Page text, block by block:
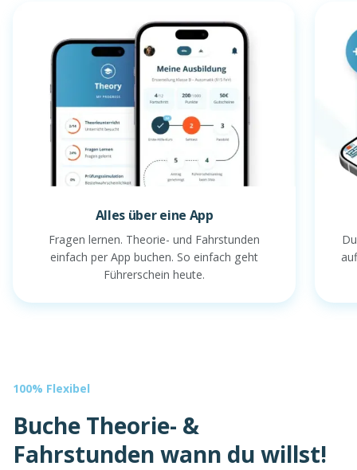
Alles über eine App
Fragen lernen. Theorie- und Fahrstunden
einfach per App buchen. So einfach geht
Führerschein heute.
100% Flexibel
Buche Theorie- &
Fahrstunden wann du willst!